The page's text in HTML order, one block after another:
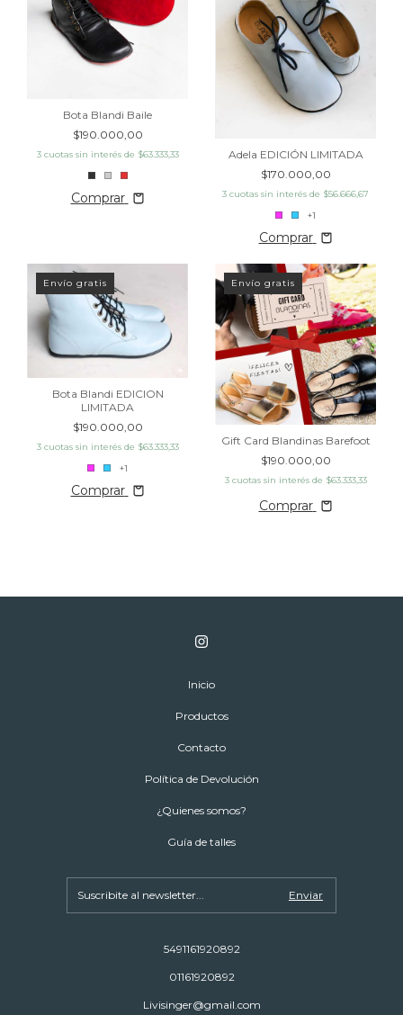
Bota Blandi Baile
$190.000,00
3 cuotas sin interés de $63.333,33
Comprar
Adela EDICIÓN LIMITADA
$170.000,00
3 cuotas sin interés de $56.666,67
+1
Comprar
Envío gratis
Bota Blandi EDICION
LIMITADA
$190.000,00
3 cuotas sin interés de $63.333,33
+1
Comprar
Envío gratis
Gift Card Blandinas Barefoot
$190.000,00
3 cuotas sin interés de $63.333,33
Comprar
Inicio
Productos
Contacto
Política de Devolución
¿Quienes somos?
Guía de talles
5491161920892
01161920892
Livisinger@gmail.com